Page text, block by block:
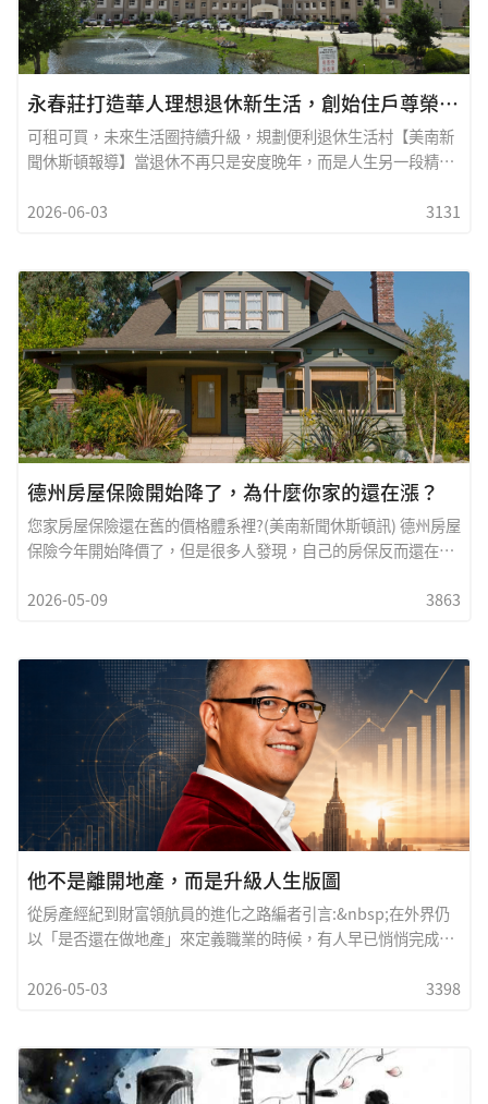
永春莊打造華人理想退休新生活，創始住戶尊榮計畫啟動
可租可買，未來生活圈持續升級，規劃便利退休生活村【美南新
聞休斯頓報導】當退休不再只是安度晚年，而是人生另一段精彩
鍵。位於休士頓西南區的永春莊豪華退休生活村
女能夠放心將父母託付於安全、舒適且充滿人情味的環境。即日
起至2026年7月31日止，永春莊推出限量創始住戶優惠，購屋最
高可享九折優惠，租賃每月最高可省下2,000美元，吸引不少正
在規劃退休生活的家庭關注。
2026-06-03 3131
德州房屋保險開始降了，為什麼你家的還在漲？
您家房屋保險還在舊的價格體系裡?(美南新聞休斯頓訊) 德州房屋
保險今年開始降價了，但是很多人發現，自己的房保反而還在漲
華裔社區的志鵬保險來談談這個問題，志鵬保險表示：其實不是
化。有人從$3000降到兩千多，但也有人甚麼都沒動，續約還在
漲價。也就是說，現在這個市場，不是一起漲或一起降，而是已
經開始分成兩批人了。
2026-05-09 3863
他不是離開地產，而是升級人生版圖
從房產經紀到財富領航員的進化之路編者引言:&nbsp;在外界仍
以「是否還在做地產」來定義職業的時候，有人早已悄悄完成了
深經紀人，沒有離開熟悉的領域，而是站上更高的視角，重新思
落地生根，房產只是財富的一部分最近聽到一些有趣的聲音，說
2026-05-03 3398